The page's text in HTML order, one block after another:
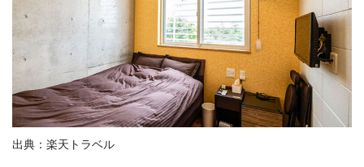
出典：楽天トラベル